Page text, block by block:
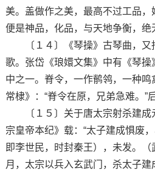
美。盖做作之美，最高不过工品
便是神品，化品，与天地争衡，绝
〔１４〕《琴操》古琴曲，又
歌。张岱《琅嬛文集》中有《琴
中之一。脊令，一作鹡鸰，一种鸣
常棣》：“脊令在原，兄弟急难。”
〔１５〕关于唐太宗射杀建成
宗皇帝本纪》载：“太子建成惧废
即李世民，时封秦王），未发。
月，太宗以兵入玄武门，杀太子建